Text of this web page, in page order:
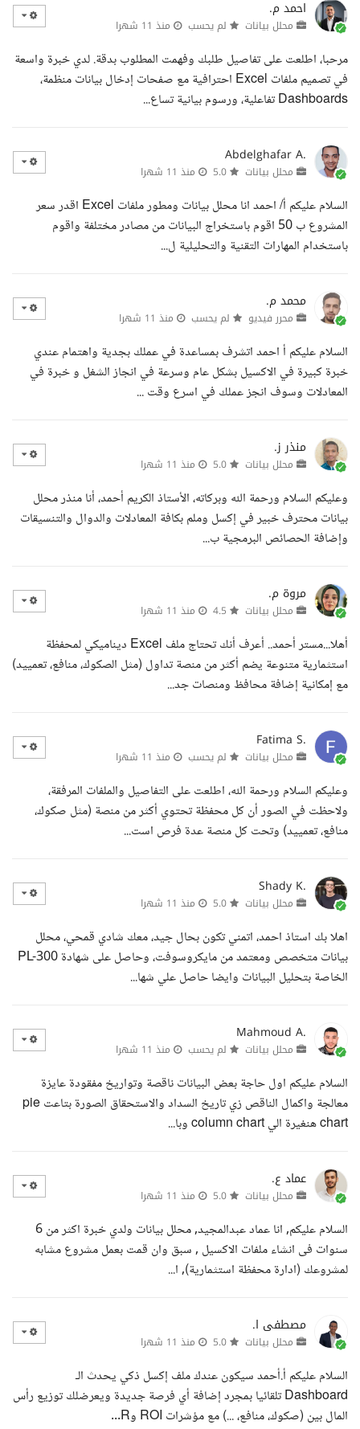
احمد م.
محلل بيانات لم يحسب منذ 11 شهرا
مرحبا، اطلعت على تفاصيل طلبك وفهمت المطلوب بدقة. لدي خبرة واسعة
في تصميم ملفات Excel احترافية مع صفحات إدخال بيانات منظمة،
Dashboards تفاعلية، ورسوم بيانية تساع...
Abdelghafar A.
محلل بيانات منذ 11 شهرا
السلام عليكم أ/ احمد انا محلل بيانات ومطور ملفات Excel اقدر سعر
المشروع ب 50 اقوم باستخراج البيانات من مصادر مختلفة واقوم
باستخدام المهارات التقنية والتحليلية ل...
محمد م.
محرر فيديو لم يحسب منذ 11 شهرا
السلام عليكم أ احمد اتشرف بمساعدة في عملك بجدية واهتمام عندي
خبرة كبيرة في الاكسيل بشكل عام وسرعة في انجاز الشغل و خبرة في
المعادلات وسوف انجز عملك في اسرع وقت ...
منذر ز.
محلل بيانات منذ 11 شهرا
وعليكم السلام ورحمة الله وبركاته، الأستاذ الكريم أحمد، أنا منذر محلل
بيانات محترف خبير في إكسل وملم بكافة المعادلات والدوال والتنسيقات
وإضافة الحصائص البرمجية ب...
مروة م.
محلل بيانات منذ 11 شهرا
أهلا...مستر أحمد.. أعرف أنك تحتاج ملف Excel ديناميكي لمحفظة
استثمارية متنوعة يضم أكثر من منصة تداول (مثل الصكوك، منافع، تعمييد)
مع إمكانية إضافة محافظ ومنصات جد...
Fatima S.
محلل بيانات لم يحسب منذ 11 شهرا
وعليكم السلام ورحمة الله، اطلعت على التفاصيل والملفات المرفقة،
ولاحظت في الصور أن كل محفظة تحتوي أكثر من منصة (مثل صكوك،
منافع، تعمييد) وتحت كل منصة عدة فرص است...
Shady K.
محلل بيانات منذ 11 شهرا
اهلا بك استاذ احمد، اتمني تكون بحال جيد، معك شادي قمحي، محلل
بيانات متخصص ومعتمد من مايكروسوفت، وحاصل على شهادة PL-300
الخاصة بتحليل البيانات وايضا حاصل علي شها...
Mahmoud A.
محلل بيانات لم يحسب منذ 11 شهرا
السلام عليكم اول حاجة بعض البيانات ناقصة وتواريخ مفقودة عايزة
معالجة واكمال الناقص زي تاريخ السداد والاستحقاق الصورة بتاعت pie
chart هنغيرة الي column chart وبا...
عماد ع.
محلل بيانات منذ 11 شهرا
السلام عليكم, انا عماد عبدالمجيد, محلل بيانات ولدي خبرة اكثر من 6
سنوات فى انشاء ملفات الاكسيل , سبق وان قمت بعمل مشروع مشابه
لمشروعك (ادارة محفظة استثمارية), ا...
مصطفى ا.
محلل بيانات منذ 11 شهرا
السلام عليكم أ.أحمد سيكون عندك ملف إكسل ذكي يحدث الـ
Dashboard تلقائيا بمجرد إضافة أي فرصة جديدة ويعرضلك توزيع رأس
المال بين (صكوك، منافع، ...) مع مؤشرات ROI وR...